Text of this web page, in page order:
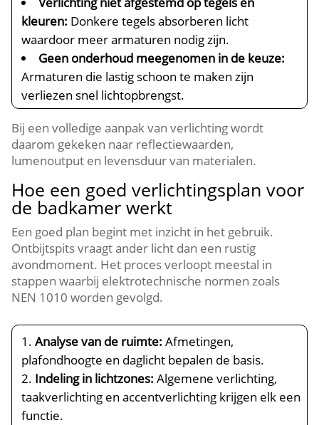
kleuren: Donkere tegels absorberen licht
waardoor meer armaturen nodig zijn.​
Geen onderhoud meegenomen in de keuze:
Armaturen die lastig schoon te maken zijn
verliezen snel lichtopbrengst.​
Bij een volledige aanpak van verlichting wordt
daarom gekeken naar reflectiewaarden,
lumenoutput en levensduur van materialen.​
Hoe een goed verlichtingsplan voor
de badkamer werkt
Een goed plan begint met inzicht in het gebruik.​
Ontbijtspits vraagt ander licht dan een rustig
avondmoment.​ Het proces verloopt meestal in
stappen waarbij elektrotechnische normen zoals
NEN 1010 worden gevolgd.​
Analyse van de ruimte: Afmetingen,
plafondhoogte en daglicht bepalen de basis.​
Indeling in lichtzones: Algemene verlichting,
taakverlichting en accentverlichting krijgen elk een
functie.​